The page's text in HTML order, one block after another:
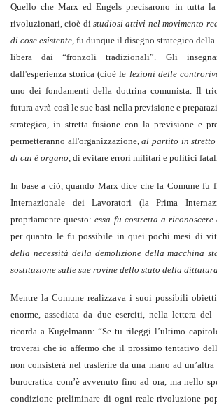
Quello che Marx ed Engels precisarono in tutta
rivoluzionari, cioè distudiosi attivi nel movimento
di cose esistente, fu dunque il disegno strategico
libera dai “fronzoli tradizionali”. Gli
dall'esperienza storica (cioè le lezioni delle
uno dei fondamenti della dottrina comunista. Il
futura avrà così le sue basi nella previsione e
strategica, in stretta fusione con la previsione e
permetteranno all'organizzazione,al partito in stretto
di cui è organo, di evitare errori militari e politici
In base a ciò, quando Marx dice che la Comune fu
Internazionale dei Lavoratori (la Prima
propriamente questo:essa fu costretta a riconoscere
per quanto le fu possibile in quei pochi mesi di
della necessità della demolizione della macchina
sostituzione sulle sue rovine dello stato della
Mentre la Comune realizzava i suoi possibili
enorme, assediata da due eserciti, nella lettera
ricorda a Kugelmann: “Se tu rileggi l’ultimo
troverai che io affermo che il prossimo tentativo
non consisterà nel trasferire da una mano ad
burocratica com’è avvenuto fino ad ora, ma nello
condizione preliminare di ogni reale rivoluzione